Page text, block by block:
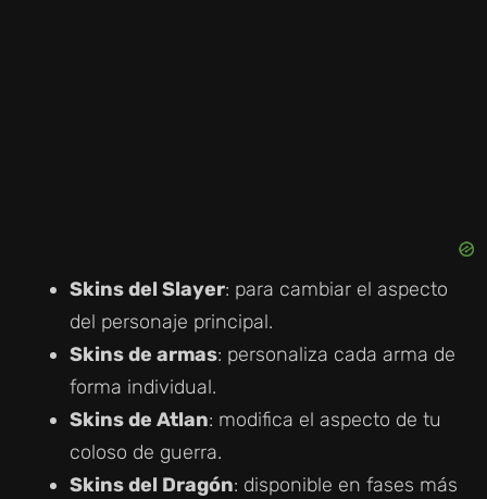
Skins del Slayer: para cambiar el aspecto
del personaje principal.
Skins de armas: personaliza cada arma de
forma individual.
Skins de Atlan: modifica el aspecto de tu
coloso de guerra.
Skins del Dragón: disponible en fases más